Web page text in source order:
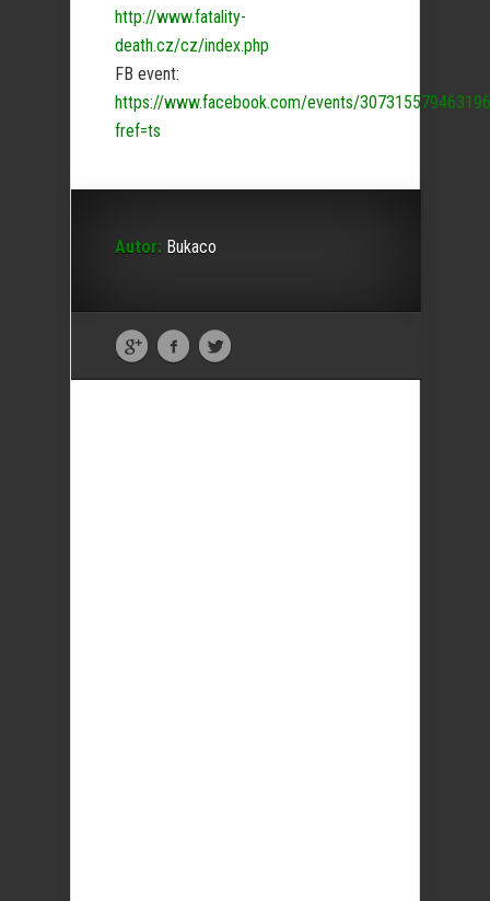
http://www.fatality-
death.cz/cz/index.php
FB event:
https://www.facebook.com/events/
fref=ts
Autor: Bukaco